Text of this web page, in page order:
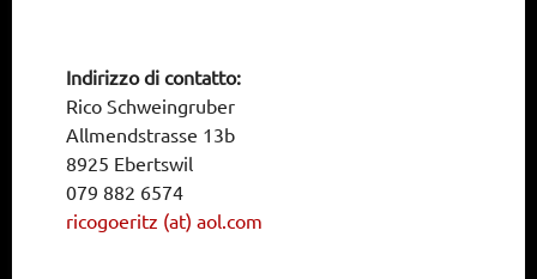
Indirizzo di contatto:
Rico Schweingruber
Allmendstrasse 13b
8925 Ebertswil
079 882 6574
ricogoeritz (at) aol.com